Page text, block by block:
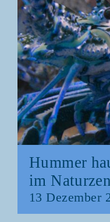
Hum­mer
im
13 Dezem­ber